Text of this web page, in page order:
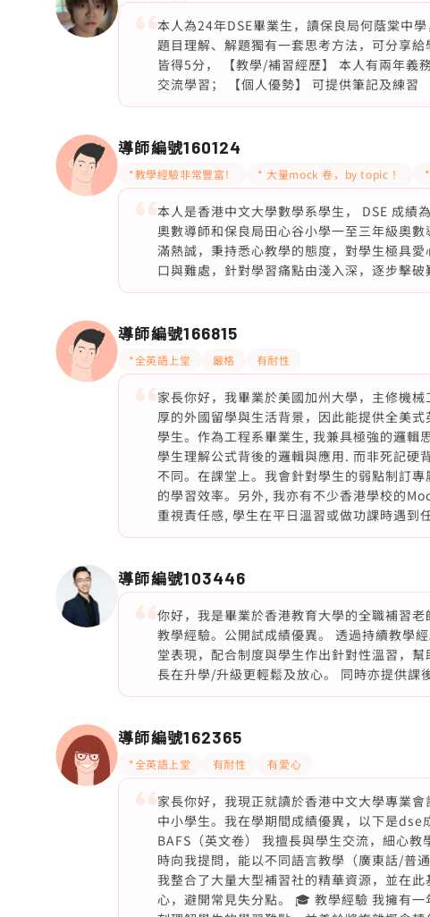
本人為24年DSE畢業生，讀保良局何蔭棠中
題目理解、解題獨有一套思考方法，可分享
皆得5分， 【教學/補習經歷】 本人有兩年義
交流學習； 【個人優勢】 可提供筆記及練習
導師編號160124
*教學經驗非常豐富！ * 大量mock 卷，by topic ！
本人是香港中文大學數學系學生， DSE 成
奧數導師和保良局田心谷小學一至三年級奧
滿熱誠，秉持悉心教學的態度，對學生極具
口與難處，針對學習痛點由淺入深，逐步擊破
導師編號166815
*全英語上堂 嚴格 有耐性
家長你好，我畢業於美國加州大學，主修機
厚的外國留學與生活背景，因此能提供全美
學生。作為工程系畢業生, 我兼具極強的邏輯
學生理解公式背後的邏輯與應用. 而非死記硬
不同。在課堂上。我會針對學生的弱點制訂
的學習效率。另外, 我亦有不少香港學校的
重視責任感, 學生在平日溫習或做功課時遇到
導師編號103446
你好，我是畢業於香港教育大學的全職補習
教學經驗。公開試成績優異。 透過持續教學
堂表現，配合制度與學生作出針對性溫習，
長在升學/升級更輕鬆及放心。 同時亦提供課
導師編號162365
*全英語上堂 有耐性 有愛心
家長你好，我現正就讀於香港中文大學專業
中小學生。我在學期間成績優異，以下是dse
BAFS（英文卷） 我擅長與學生交流，細心
時向我提問，能以不同語言教學（廣東話/普
我整合了大量大型補習社的精華資源，並在
心，避開常見失分點。 🎓 教學經驗 我擁有